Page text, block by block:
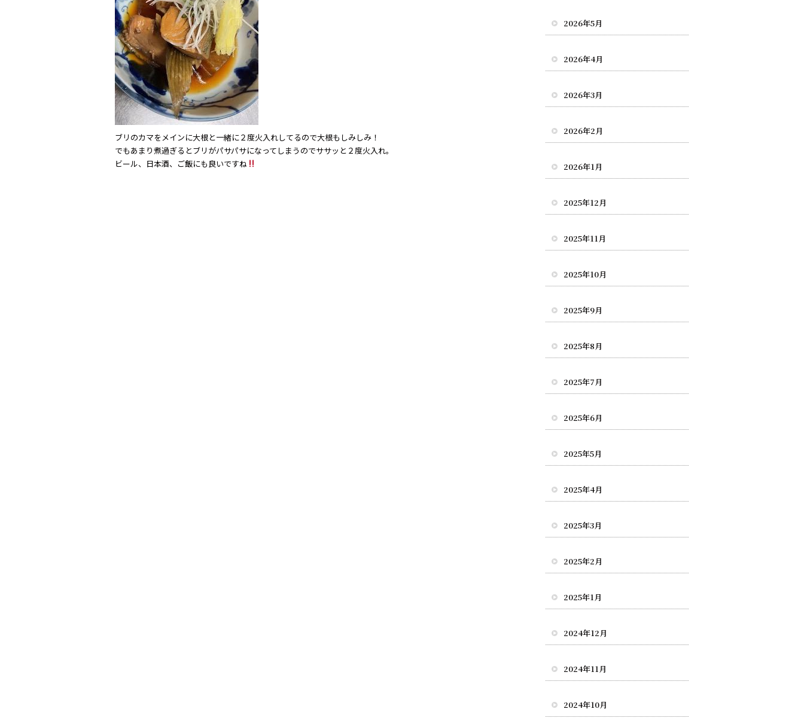
ブリのカマをメインに大根と一緒に２度火入れしてるので大根もしみしみ！
でもあまり煮過ぎるとブリがパサパサになってしまうのでササッと２度火入れ。
ビール、日本酒、ご飯にも良いですね
2026年5月
2026年4月
2026年3月
2026年2月
2026年1月
2025年12月
2025年11月
2025年10月
2025年9月
2025年8月
2025年7月
2025年6月
2025年5月
2025年4月
2025年3月
2025年2月
2025年1月
2024年12月
2024年11月
2024年10月